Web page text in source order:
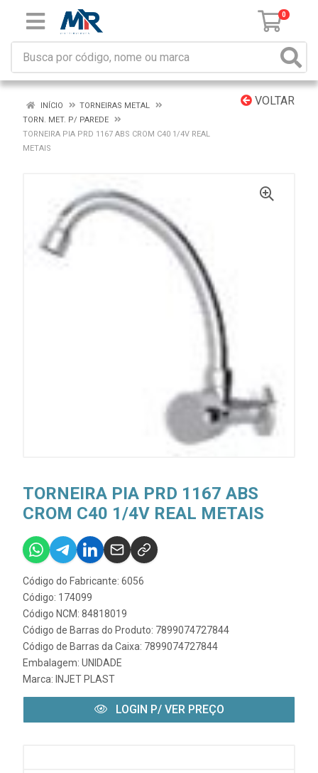
0
VOLTAR
INÍCIO
TORNEIRAS METAL
TORN. MET. P/ PAREDE
TORNEIRA PIA PRD 1167 ABS CROM C40 1/4V REAL
METAIS
TORNEIRA PIA PRD 1167 ABS
CROM C40 1/4V REAL METAIS
Código do Fabricante: 6056
Código: 174099
Código NCM: 84818019
Código de Barras do Produto: 7899074727844
Código de Barras da Caixa: 7899074727844
Embalagem: UNIDADE
Marca: INJET PLAST
LOGIN P/ VER PREÇO